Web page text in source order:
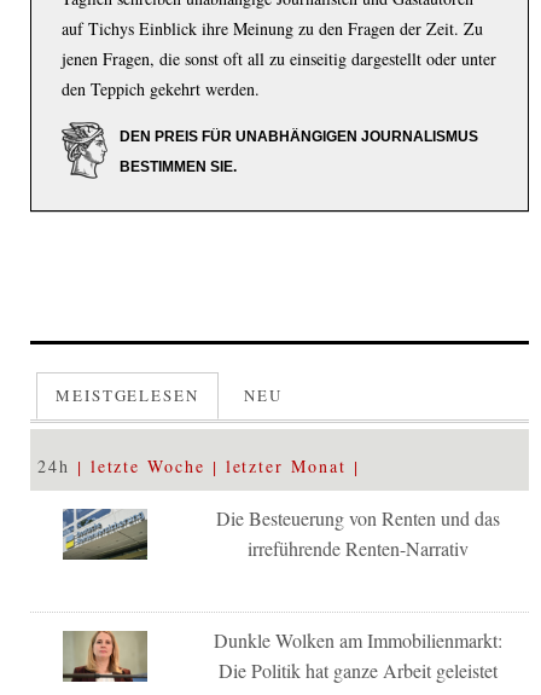
auf Tichys Einblick ihre Meinung zu den Fragen der Zeit. Zu
jenen Fragen, die sonst oft all zu einseitig dargestellt oder unter
den Teppich gekehrt werden.
DEN PREIS FÜR UNABHÄNGIGEN JOURNALISMUS
BESTIMMEN SIE.
MEISTGELESEN NEU
24h letzte Woche letzter Monat
Die Besteuerung von Renten und das
irreführende Renten-Narrativ
Dunkle Wolken am Immobilienmarkt:
Die Politik hat ganze Arbeit geleistet